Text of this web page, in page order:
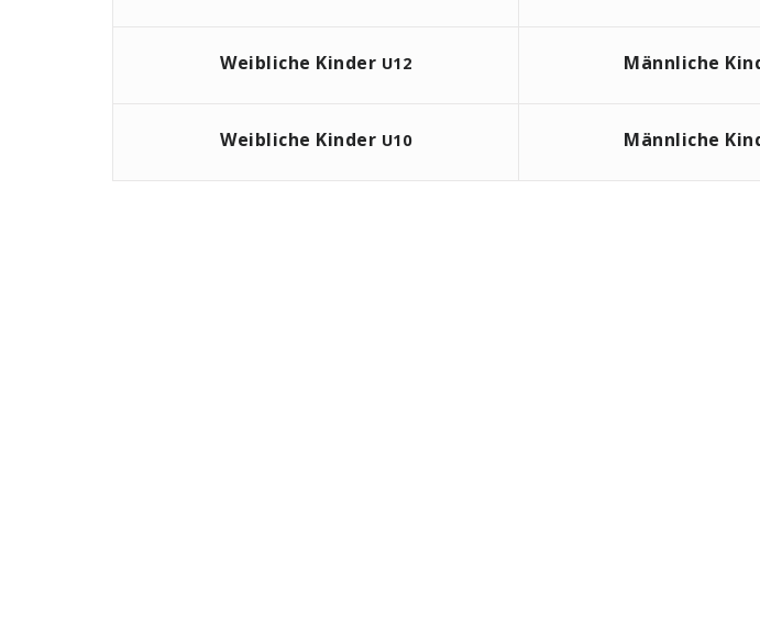
Weibliche Kinder U12 Männliche
Weibliche Kinder U10 Männliche